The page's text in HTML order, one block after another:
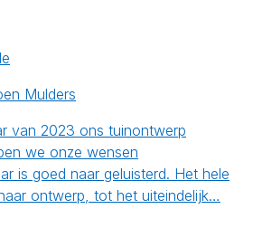
Mulders
van 2023 ons tuinontwerp
we onze wensen
is goed naar geluisterd. Het hele
ontwerp, tot het uiteindelijk…